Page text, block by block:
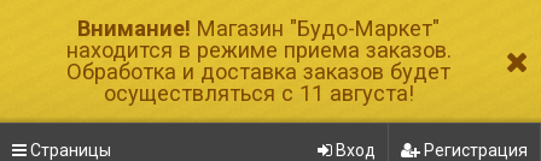
Внимание! Магазин "Будо-Маркет"
находится в режиме приема заказов.
Обработка и доставка заказов будет
осуществляться с 11 августа!
Страницы Вход Регистрация